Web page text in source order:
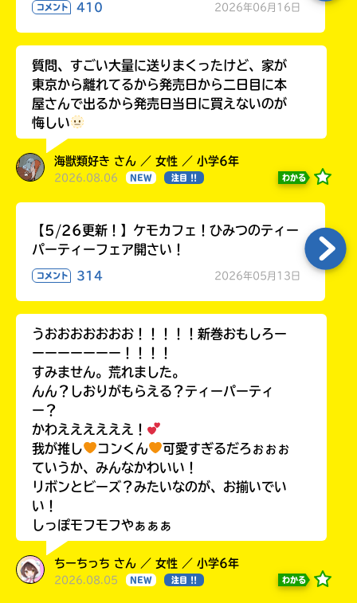
コメント 410 2026年06月16日
質問、すごい大量に送りまくったけど、家が
東京から離れてるから発売日から二日目に本
屋さんで出るから発売日当日に買えないのが
悔しい
海獣類好き さん ／ 女性 ／ 小学6年
2026.08.06 NEW 注目 !! わかる
【5/26更新！】ケモカフェ！ひみつのティー
パーティーフェア開さい！
コメント 314 2026年05月13日
うおおおおおおお！！！！！新巻おもしろー
ーーーーーーー！！！！
すみません。荒れました。
んん？しおりがもらえる？ティーパーティ
ー？
かわええええええ！
我が推し
コンくん
可愛すぎるだろぉぉぉ
ていうか、みんなかわいい！
リボンとビーズ？みたいなのが、お揃いでい
い！
しっぽモフモフやぁぁぁ
ちーちっち さん ／ 女性 ／ 小学6年
2026.08.05 NEW 注目 !! わかる